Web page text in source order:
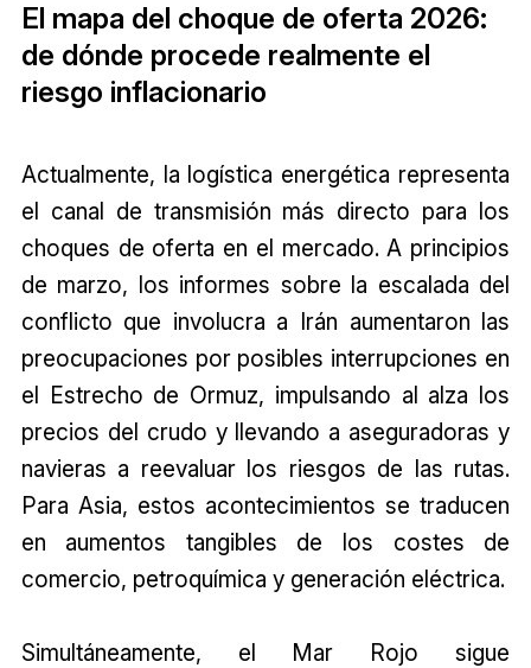
El mapa del choque de oferta 2026:
de dónde procede realmente el
riesgo inflacionario
Actualmente, la logística energética representa
el canal de transmisión más directo para los
choques de oferta en el mercado. A principios
de marzo, los informes sobre la escalada del
conflicto que involucra a Irán aumentaron las
preocupaciones por posibles interrupciones en
el Estrecho de Ormuz, impulsando al alza los
precios del crudo y llevando a aseguradoras y
navieras a reevaluar los riesgos de las rutas.
Para Asia, estos acontecimientos se traducen
en aumentos tangibles de los costes de
comercio, petroquímica y generación eléctrica.
Simultáneamente, el Mar Rojo sigue